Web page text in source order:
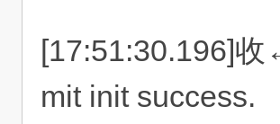
[17:51:30.196]
mit init success.